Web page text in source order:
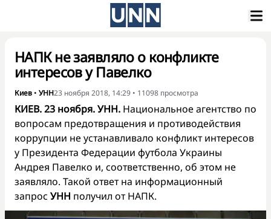
НАПК не заявляло о конфликте
интересов у Павелко
Киев • УНН23 ноября 2018, 14:29 • 11098 просмотра
КИЕВ. 23 ноября. УНН. Национальное агентство по
вопросам предотвращения и противодействия
коррупции не устанавливало конфликт интересов
у Президента Федерации футбола Украины
Андрея Павелко и, соответственно, об этом не
заявляло. Такой ответ на информационный
запрос УНН получил от НАПК.